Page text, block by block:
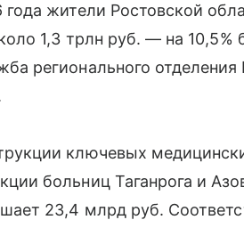
жители Ростовской
1,3 трлн руб. — на
регионального
ключевых
больниц Таганрога и
23,4 млрд руб.